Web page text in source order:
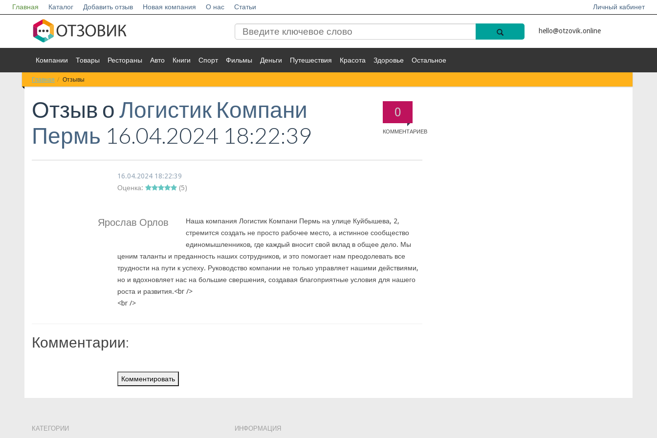
Главная Каталог Добавить отзыв Новая компания О нас Статьи Личный кабинет
hello@otzovik.online
Компании Товары Рестораны Авто Книги Спорт Фильмы Деньги Путешествия Красота Здоровье Остальное
Главная Отзывы
0
КОММЕНТАРИЕВ
Отзыв о Логистик Компани
Пермь 16.04.2024 18:22:39
16.04.2024 18:22:39
Оценка:
(5)
Ярослав Орлов
Наша компания Логистик Компани Пермь на улице Куйбышева, 2,
стремится создать не просто рабочее место, а истинное сообщество
единомышленников, где каждый вносит свой вклад в общее дело. Мы
ценим таланты и преданность наших сотрудников, и это помогает нам преодолевать все
трудности на пути к успеху. Руководство компании не только управляет нашими действиями,
но и вдохновляет нас на большие свершения, создавая благоприятные условия для нашего
роста и развития.<br />
<br />
Комментарии:
Комментировать
КАТЕГОРИИ ИНФОРМАЦИЯ